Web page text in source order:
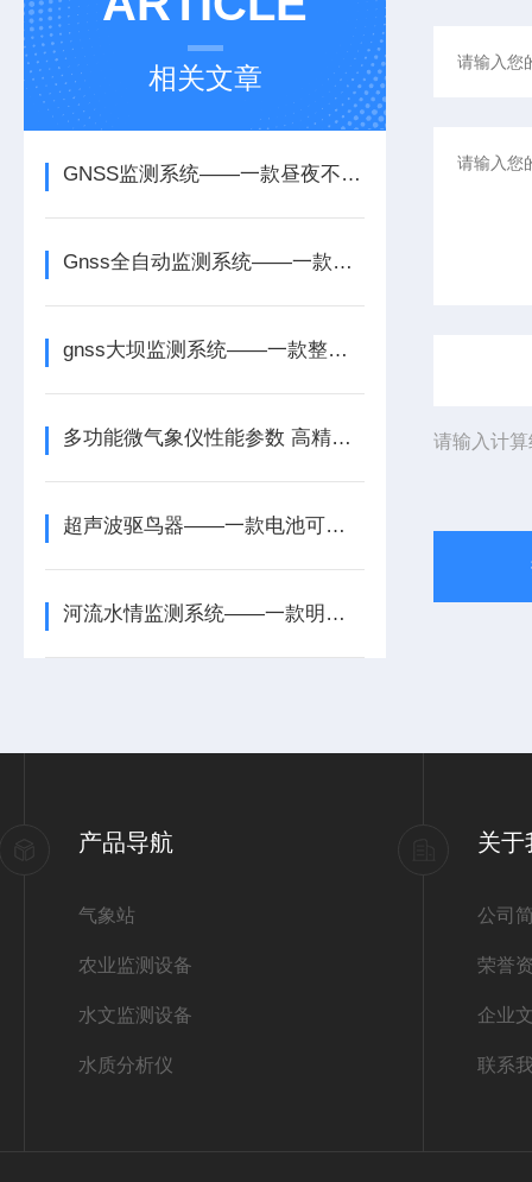
相关文章
GNSS监测系统——一款昼夜不间断观测的GNSS观测站2025全+境+派+送
Gnss全自动监测系统——一款长期数据积累的高精度北斗 gnss监测系统2025
gnss大坝监测系统——一款整体位移感知的隧道gnss监测系统2025
多功能微气象仪性能参数 高精度十要素微气象仪产品介绍
超声波驱鸟器——一款电池可拆卸更换的太阳能驱鸟器2025+派+送
河流水情监测系统——一款明确受灾范围的水利水文测量设备统2025+派+送
请输入计
产品导航
气象站
农业监测设备
水文监测设备
水质分析仪
关于
公司
荣誉
企业
联系